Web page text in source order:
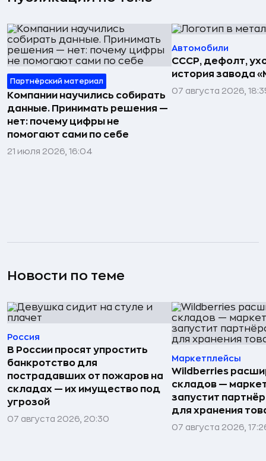
Партнёрский материал
Компании научились собирать
данные. Принимать решения —
нет: почему цифры не
помогают сами по себе
21 июля 2026, 16:04
Автомобили
СССР, дефолт,
история завода
07 августа 2026,
Новости по теме
Россия
В России просят упростить
банкротство для
пострадавших от пожаров на
складах — их имущество под
угрозой
07 августа 2026, 20:30
Маркетплейсы
Wildberries
складов —
запустит
для хранения
07 августа 2026,